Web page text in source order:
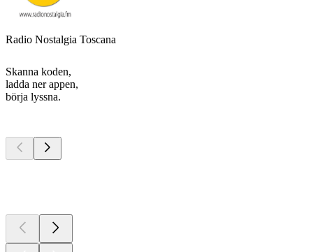
Radio Nostalgia Toscana
Skanna koden,
ladda ner appen,
börja lyssna.